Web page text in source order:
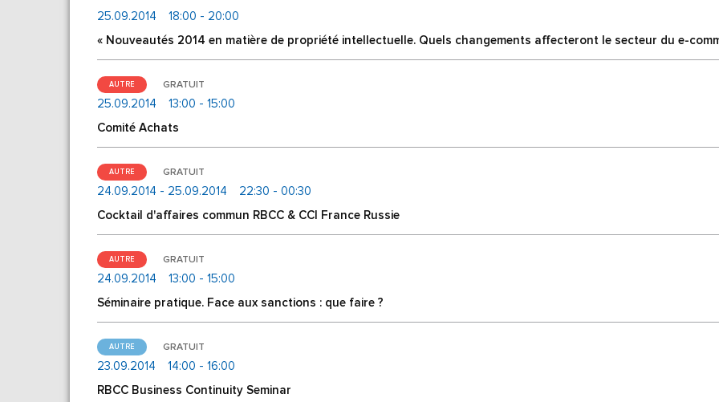
25.09.2014
18:00 - 20:00
« Nouveautés 2014 en matière de propriété intellectuelle. Quels changements affecteront le secteur du e-
AUTRE GRATUIT
25.09.2014
13:00 - 15:00
Comité Achats
AUTRE GRATUIT
24.09.2014 - 25.09.2014
22:30 - 00:30
Cocktail d'affaires commun RBCC & CCI France Russie
AUTRE GRATUIT
24.09.2014
13:00 - 15:00
Séminaire pratique. Face aux sanctions : que faire ?
AUTRE GRATUIT
23.09.2014
14:00 - 16:00
RBCC Business Continuity Seminar